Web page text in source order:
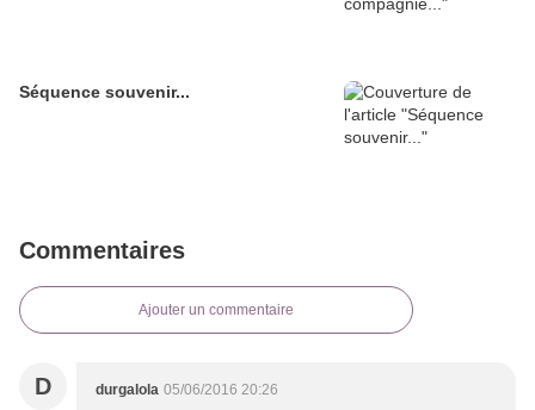
Séquence souvenir...
Commentaires
Ajouter un commentaire
D durgalola 05/06/2016 20:26